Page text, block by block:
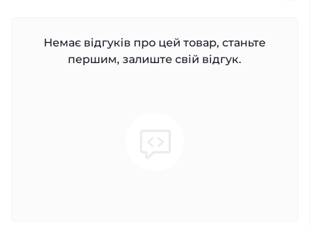
Немає відгуків про цей товар, станьте
першим, залиште свій відгук.